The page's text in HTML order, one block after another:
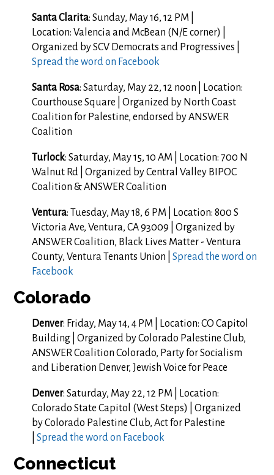
Santa Clarita: Sunday, May 16, 12 PM |
Location: Valencia and McBean (N/E corner) |
Organized by SCV Democrats and Progressives |
Spread the word on Facebook
Santa Rosa: Saturday, May 22, 12 noon | Location:
Courthouse Square | Organized by North Coast
Coalition for Palestine, endorsed by ANSWER
Coalition
Turlock: Saturday, May 15, 10 AM | Location: 700 N
Walnut Rd | Organized by Central Valley BIPOC
Coalition & ANSWER Coalition
Ventura: Tuesday, May 18, 6 PM | Location: 800 S
Victoria Ave, Ventura, CA 93009 | Organized by
ANSWER Coalition, Black Lives Matter - Ventura
County, Ventura Tenants Union |Spread the word on
Facebook
Colorado
Denver: Friday, May 14, 4 PM | Location: CO Capitol
Building | Organized by Colorado Palestine Club,
ANSWER Coalition Colorado, Party for Socialism
and Liberation Denver, Jewish Voice for Peace
Denver: Saturday, May 22, 12 PM | Location:
Colorado State Capitol (West Steps) | Organized
by Colorado Palestine Club, Act for Palestine
|Spread the word on Facebook
Connecticut